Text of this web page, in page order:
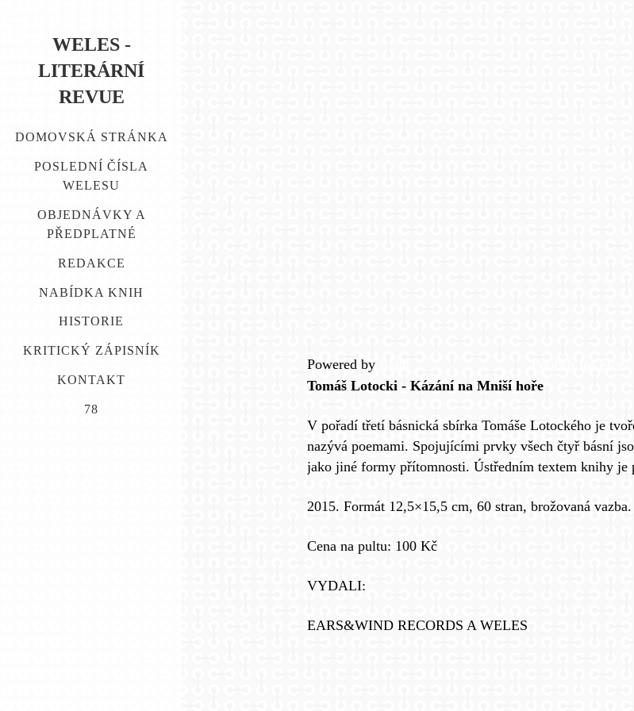
WELES -
LITERÁRNÍ
REVUE
DOMOVSKÁ STRÁNKA
POSLEDNÍ ČÍSLA
WELESU
OBJEDNÁVKY A
PŘEDPLATNÉ
REDAKCE
NABÍDKA KNIH
HISTORIE
KRITICKÝ ZÁPISNÍK
KONTAKT
78
Powered by
Tomáš Lotocki - Kázání na Mniší hoře
V pořadí třetí básnická sbírka Tomáše Lotockého je
nazývá poemami. Spojujícími prvky všech čtyř básní
jako jiné formy přítomnosti. Ústředním textem knihy je
2015. Formát 12,5×15,5 cm, 60 stran, brožovaná vazba.
Cena na pultu: 100 Kč
VYDALI:
EARS&WIND RECORDS A WELES